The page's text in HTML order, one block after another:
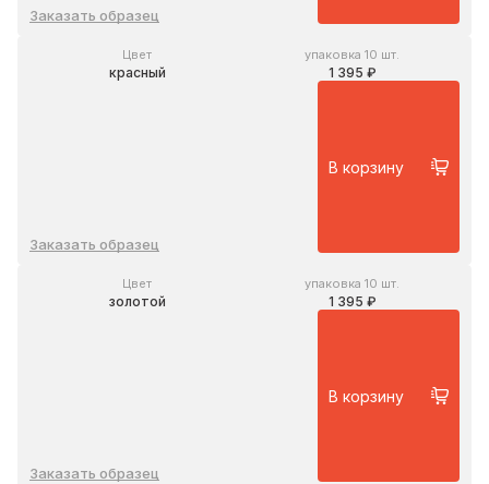
Заказать образец
Цвет
красный
упаковка 10 шт.
1 395 ₽
Заказать образец
В корзину
Цвет
золотой
упаковка 10 шт.
1 395 ₽
Заказать образец
В корзину